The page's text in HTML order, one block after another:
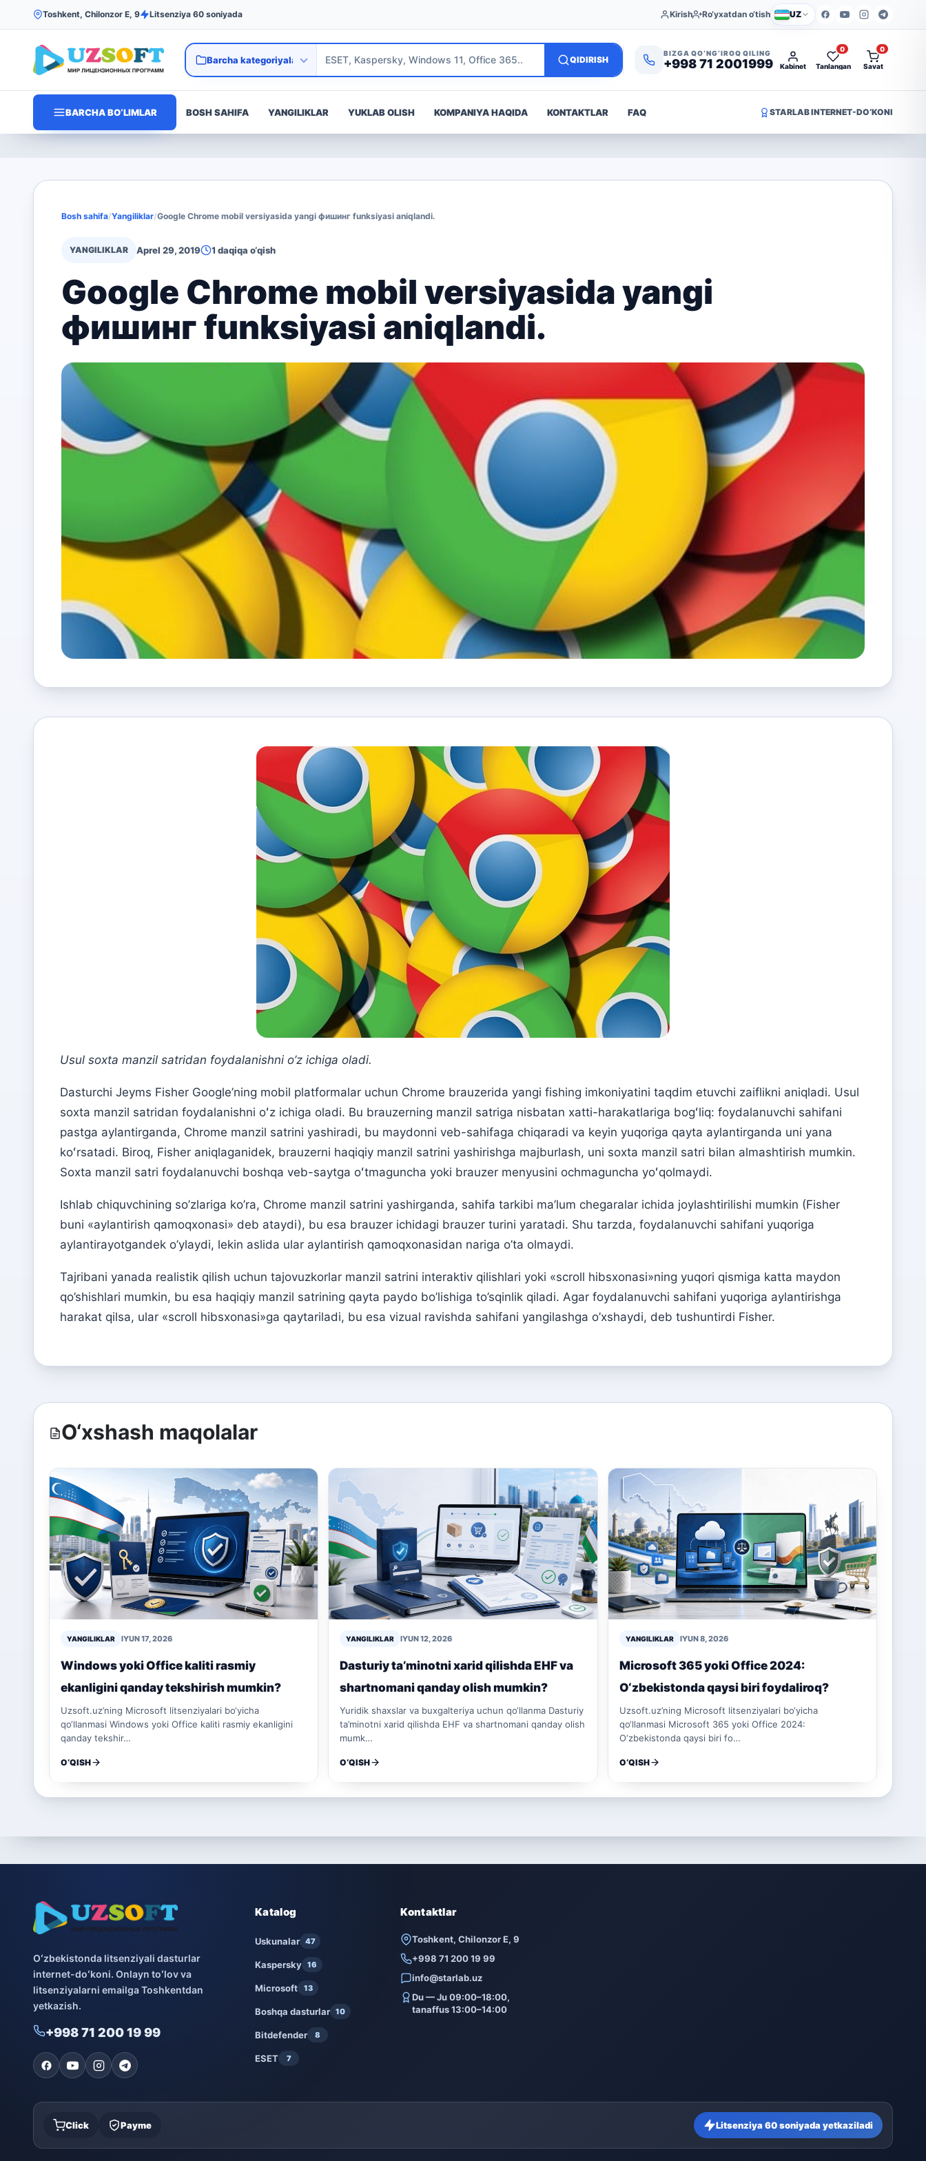
Toshkent, Chilonzor E, 9 Litsenziya 60 soniyada Kirish Ro‘yxatdan o‘tish UZ
QIDIRISH
BIZGA QO‘NG‘IROQ QILING
+998 71 2001999 Kabinet Tanlangan
0
Savat
0
BARCHA BO‘LIMLAR BOSH SAHIFA YANGILIKLAR YUKLAB OLISH KOMPANIYA HAQIDA KONTAKTLAR FAQ STARLAB INTERNET-DO‘KONI
Bosh sahifa/Yangiliklar/Google Chrome mobil versiyasida yangi фишинг funksiyasi aniqlandi.
YANGILIKLAR Aprel 29, 2019 1 daqiqa o‘qish
Google Chrome mobil versiyasida yangi
фишинг funksiyasi aniqlandi.
Usul soxta manzil satridan foydalanishni o’z ichiga oladi.
Dasturchi Jeyms Fisher Google’ning mobil platformalar uchun Chrome brauzerida yangi fishing imkoniyatini taqdim etuvchi zaiflikni aniqladi. Usul
soxta manzil satridan foydalanishni oʻz ichiga oladi. Bu brauzerning manzil satriga nisbatan xatti-harakatlariga bogʻliq: foydalanuvchi sahifani
pastga aylantirganda, Chrome manzil satrini yashiradi, bu maydonni veb-sahifaga chiqaradi va keyin yuqoriga qayta aylantirganda uni yana
koʻrsatadi. Biroq, Fisher aniqlaganidek, brauzerni haqiqiy manzil satrini yashirishga majburlash, uni soxta manzil satri bilan almashtirish mumkin.
Soxta manzil satri foydalanuvchi boshqa veb-saytga oʻtmaguncha yoki brauzer menyusini ochmaguncha yoʻqolmaydi.
Ishlab chiquvchining so’zlariga ko’ra, Chrome manzil satrini yashirganda, sahifa tarkibi ma’lum chegaralar ichida joylashtirilishi mumkin (Fisher
buni «aylantirish qamoqxonasi» deb ataydi), bu esa brauzer ichidagi brauzer turini yaratadi. Shu tarzda, foydalanuvchi sahifani yuqoriga
aylantirayotgandek o’ylaydi, lekin aslida ular aylantirish qamoqxonasidan nariga o’ta olmaydi.
Tajribani yanada realistik qilish uchun tajovuzkorlar manzil satrini interaktiv qilishlari yoki «scroll hibsxonasi»ning yuqori qismiga katta maydon
qo’shishlari mumkin, bu esa haqiqiy manzil satrining qayta paydo bo’lishiga to’sqinlik qiladi. Agar foydalanuvchi sahifani yuqoriga aylantirishga
harakat qilsa, ular «scroll hibsxonasi»ga qaytariladi, bu esa vizual ravishda sahifani yangilashga o’xshaydi, deb tushuntirdi Fisher.
O‘xshash maqolalar
YANGILIKLAR IYUN 17, 2026
Windows yoki Office kaliti rasmiy
ekanligini qanday tekshirish mumkin?
Uzsoft.uz’ning Microsoft litsenziyalari bo‘yicha
qo‘llanmasi Windows yoki Office kaliti rasmiy ekanligini
qanday tekshir…
O‘QISH
YANGILIKLAR IYUN 12, 2026
Dasturiy ta’minotni xarid qilishda EHF va
shartnomani qanday olish mumkin?
Yuridik shaxslar va buxgalteriya uchun qo‘llanma Dasturiy
ta’minotni xarid qilishda EHF va shartnomani qanday olish
mumk…
O‘QISH
YANGILIKLAR IYUN 8, 2026
Microsoft 365 yoki Office 2024:
O‘zbekistonda qaysi biri foydaliroq?
Uzsoft.uz’ning Microsoft litsenziyalari bo‘yicha
qo‘llanmasi Microsoft 365 yoki Office 2024:
O‘zbekistonda qaysi biri fo…
O‘QISH
Oʻzbekistonda litsenziyali dasturlar
internet-doʻkoni. Onlayn toʻlov va
litsenziyalarni emailga Toshkentdan
yetkazish.
+998 71 200 19 99
Katalog
Uskunalar 47
Kaspersky 16
Microsoft 13
Boshqa dasturlar 10
Bitdefender 8
ESET 7
Kontaktlar
Toshkent, Chilonzor E, 9
+998 71 200 19 99
info@starlab.uz
Du — Ju 09:00–18:00,
tanaffus 13:00–14:00
Click Payme Litsenziya 60 soniyada yetkaziladi